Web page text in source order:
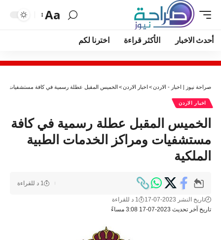
Aa
أحدث الاخبار الأكثر قراءة اخترنا لكم
صراحة نيوز | اخبار - الاردن> اخبار الاردن> الخميس المقبل عطلة رسمية في كافة مستشفيات
اخبار الاردن
الخميس المقبل عطلة رسمية في كافة
مستشفيات ومراكز الخدمات الطبية
الملكية
تاريخ آخر تحديث 2023-07-17 3:08 مساءً
تاريخ النشر 2023-07-17 1 د للقراءة
1 د للقراءة